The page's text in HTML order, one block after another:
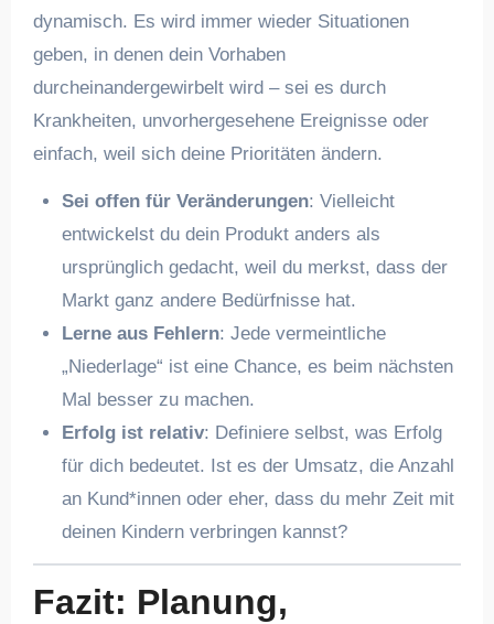
dynamisch. Es wird immer wieder Situationen
geben, in denen dein Vorhaben
durcheinandergewirbelt wird – sei es durch
Krankheiten, unvorhergesehene Ereignisse oder
einfach, weil sich deine Prioritäten ändern.
Sei offen für Veränderungen: Vielleicht
entwickelst du dein Produkt anders als
ursprünglich gedacht, weil du merkst, dass der
Markt ganz andere Bedürfnisse hat.
Lerne aus Fehlern: Jede vermeintliche
„Niederlage“ ist eine Chance, es beim nächsten
Mal besser zu machen.
Erfolg ist relativ: Definiere selbst, was Erfolg
für dich bedeutet. Ist es der Umsatz, die Anzahl
an Kund*innen oder eher, dass du mehr Zeit mit
deinen Kindern verbringen kannst?
Fazit: Planung,